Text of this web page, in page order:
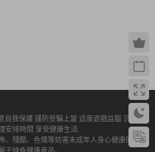
自我保護 謹防受騙上當 适度遊戲益腦 沉迷遊
安排時間 享受健康生活
、殘酷、色情等妨害未成年人身心健康的内